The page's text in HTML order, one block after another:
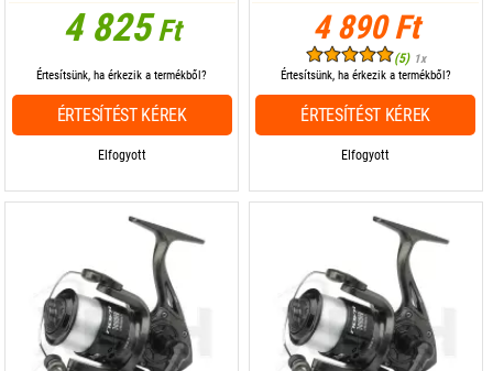
4 825Ft
Elfogyott
Értesítsünk, ha érkezik a termékből?
ÉRTESÍTÉST KÉREK
4 890 Ft
(5) 1x
Elfogyott
Értesítsünk, ha érkezik a termékből?
ÉRTESÍTÉST KÉREK